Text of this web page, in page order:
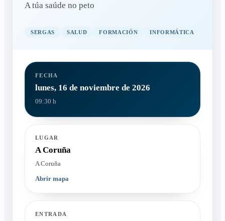
A túa saúde no peto
SERGAS SALUD FORMACIÓN INFORMÁTICA
FECHA
lunes, 16 de noviembre de 2026
09:30 h
LUGAR
A Coruña
A Coruña
Abrir mapa
ENTRADA